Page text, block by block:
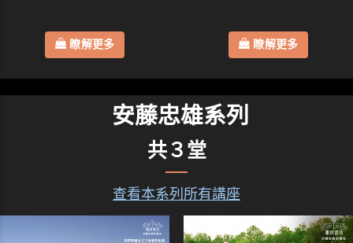
瞭解更多 瞭解更多
安藤忠雄系列
共３堂
查看本系列所有講座